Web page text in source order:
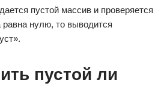
пустой массив и проверяется
нулю, то выводится
пустой ли